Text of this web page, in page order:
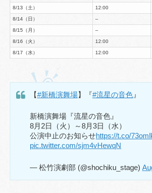
8/13（土） 12:00
8/14（日） –
8/15（月） –
8/16（火） 12:00
8/17（水） 12:00
【#新橋演舞場】『#流星の音色 』
新橋演舞場『流星の音色』
8月2日（火）～8月3日（水）
公演中止のお知らせhttps://t.co/
pic.twitter.com/sjm4vHewqN
— 松竹演劇部 (@shochiku_stage)